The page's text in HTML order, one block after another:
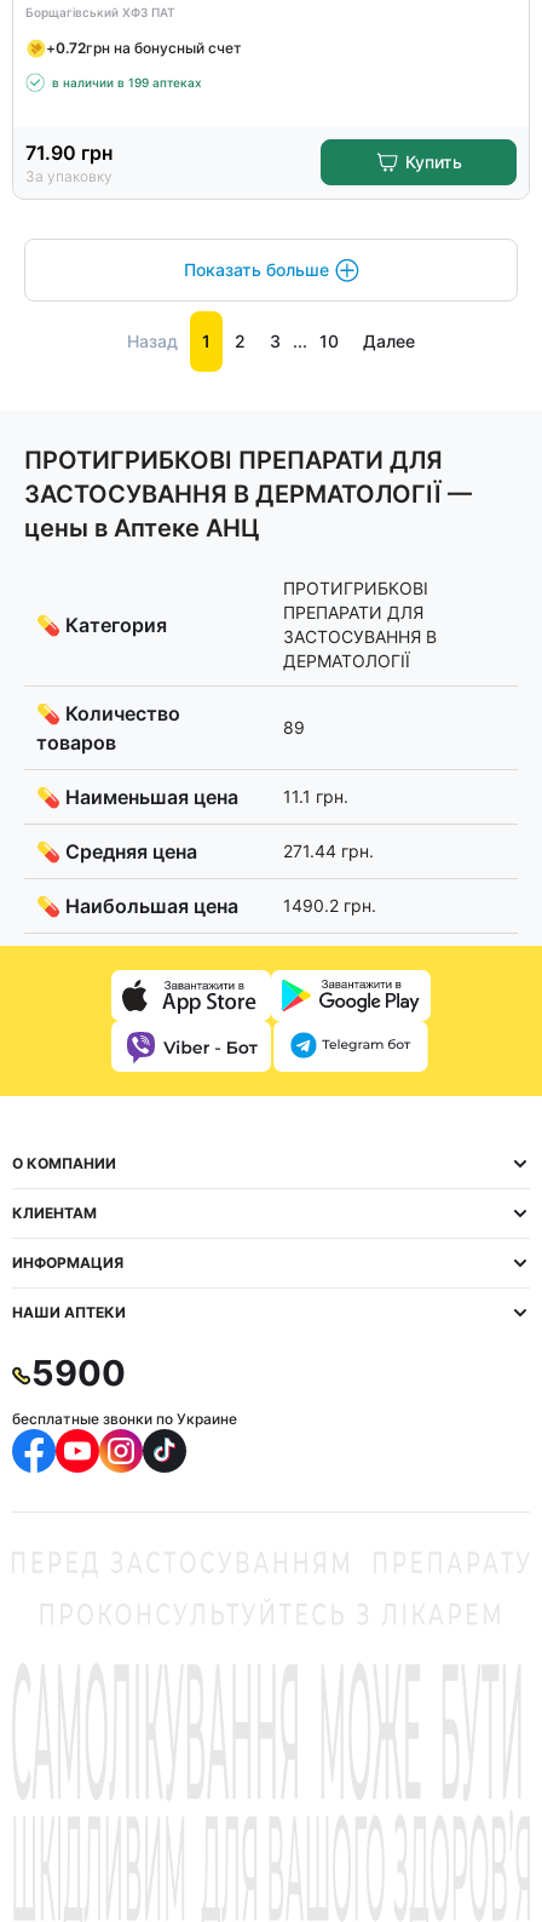
Борщагівський ХФЗ ПАТ
+0.72грн на бонусный счет
в наличии в 199 аптеках
71.90 грн
За упаковку
Купить
Показать больше
Назад 1 2 3 ... 10 Далее
ПРОТИГРИБКОВІ ПРЕПАРАТИ ДЛЯ
ЗАСТОСУВАННЯ В ДЕРМАТОЛОГІЇ —
цены в Аптеке АНЦ
💊 Категория
ПРОТИГРИБКОВІ
ПРЕПАРАТИ ДЛЯ
ЗАСТОСУВАННЯ В
ДЕРМАТОЛОГІЇ
💊 Количество
товаров
89
💊 Наименьшая цена 11.1 грн.
💊 Средняя цена 271.44 грн.
💊 Наибольшая цена 1490.2 грн.
О КОМПАНИИ
КЛИЕНТАМ
ИНФОРМАЦИЯ
НАШИ АПТЕКИ
5900
бесплатные звонки по Украине